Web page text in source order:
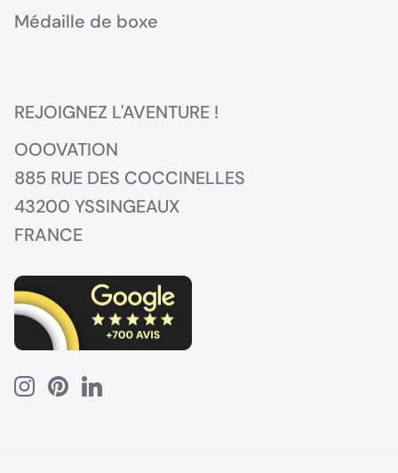
Médaille de boxe
REJOIGNEZ L'AVENTURE !
OOOVATION
885 RUE DES COCCINELLES
43200 YSSINGEAUX
FRANCE